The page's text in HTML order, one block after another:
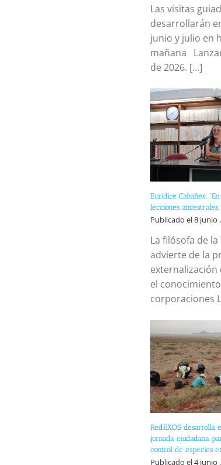
Las visitas
desarrollarán
junio y julio en
mañana
de 2026. [...]
Eurídice Cabañes:
lecciones
Publicado el 8 junio
La filósofa de
advierte de la
externalización
el
corporaciones
RedEXOS desarrolla
jornada ciudadana
control de especies
Publicado el 4 junio